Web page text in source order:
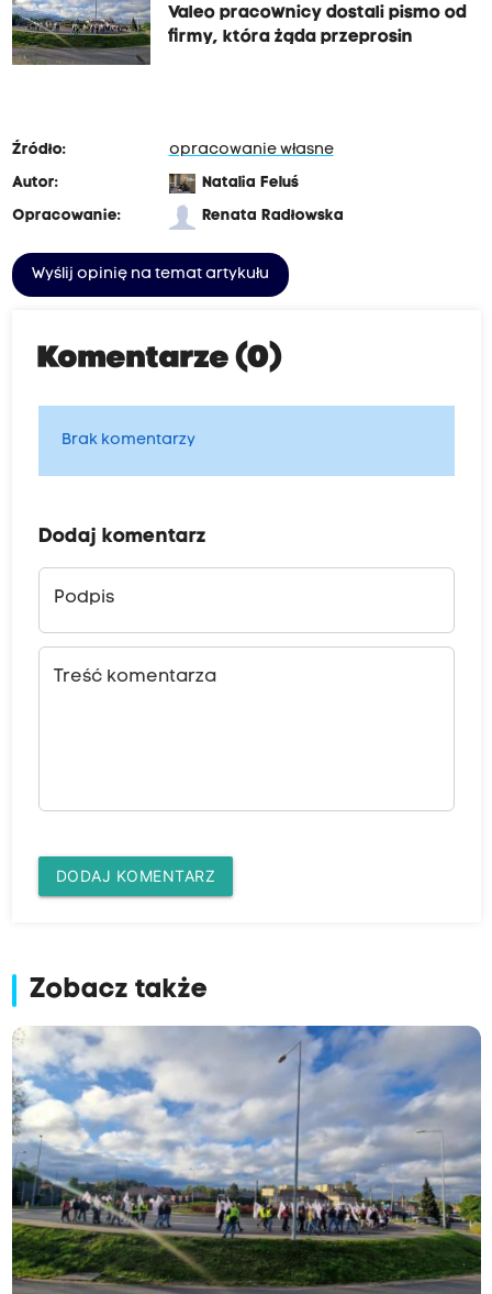
Valeo pracownicy dostali pismo od
firmy, która żąda przeprosin
Źródło:
opracowanie własne
Autor:
Natalia Feluś
Opracowanie:
Renata Radłowska
Wyślij opinię na temat artykułu
Komentarze (0)
Brak komentarzy
Dodaj komentarz
Podpis
Treść komentarza
DODAJ KOMENTARZ
Zobacz także